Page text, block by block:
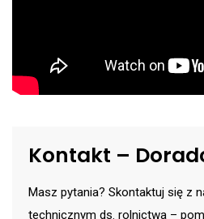
Kontakt –
Masz pytania? Skontaktuj się z
technicznym ds. rolnictwa –